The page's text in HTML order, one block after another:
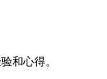
和心得。